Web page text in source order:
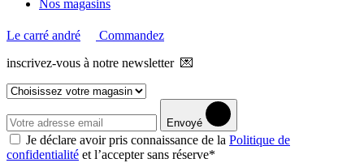
Nos magasins
Le carré andré
Commandez
inscrivez-vous à notre newsletter 💌
Envoyé
Je déclare avoir pris connaissance de la Politique de
confidentialité et l’accepter sans réserve*